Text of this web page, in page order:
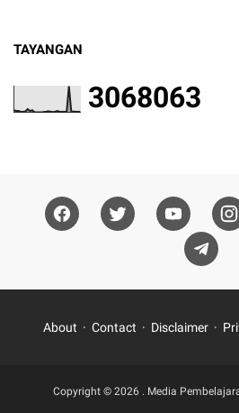
TAYANGAN
3068063
About Contact Disclaimer
Copyright © 2026 . Media